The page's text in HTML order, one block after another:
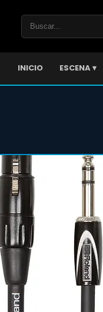
INICIO ESCENA ▾